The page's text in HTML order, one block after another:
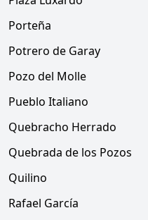
Porteña
Potrero de Garay
Pozo del Molle
Pueblo Italiano
Quebracho Herrado
Quebrada de los Pozos
Quilino
Rafael García